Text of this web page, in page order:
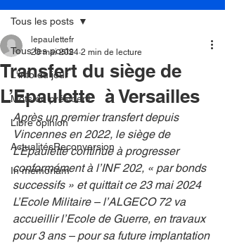
Tous les posts
L'info du jour
Mots du président
Libre opinion
ActualitésReconversion
In memoriam
Tous les posts
Transfert du siège de
L’Epaulette à Versailles
lepaulettefr
23 mai 2024 2 min de lecture
Après un premier transfert depuis
Vincennes en 2022, le siège de
L’Epaulette continue à progresser
conformément à l’INF 202, « par bonds
successifs » et quittait ce 23 mai 2024
L’Ecole Militaire – l’ALGECO 72 va
accueillir l’Ecole de Guerre, en travaux
pour 3 ans – pour sa future implantation